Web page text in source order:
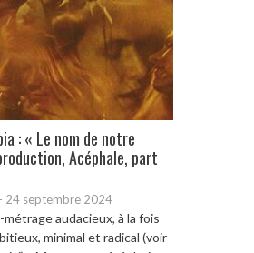
: « Le nom de notre
Acéphale, part
- 24 septembre 2024
audacieux, à la fois
minimal et radical (voir